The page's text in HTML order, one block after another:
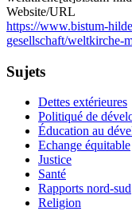
Website/URL
https://www.bistum-
gesellschaft/weltkirche-
Sujets
Dettes extérieures
Politiqué de
Éducation au
Echange équitable
Justice
Santé
Rapports nord-sud
Religion